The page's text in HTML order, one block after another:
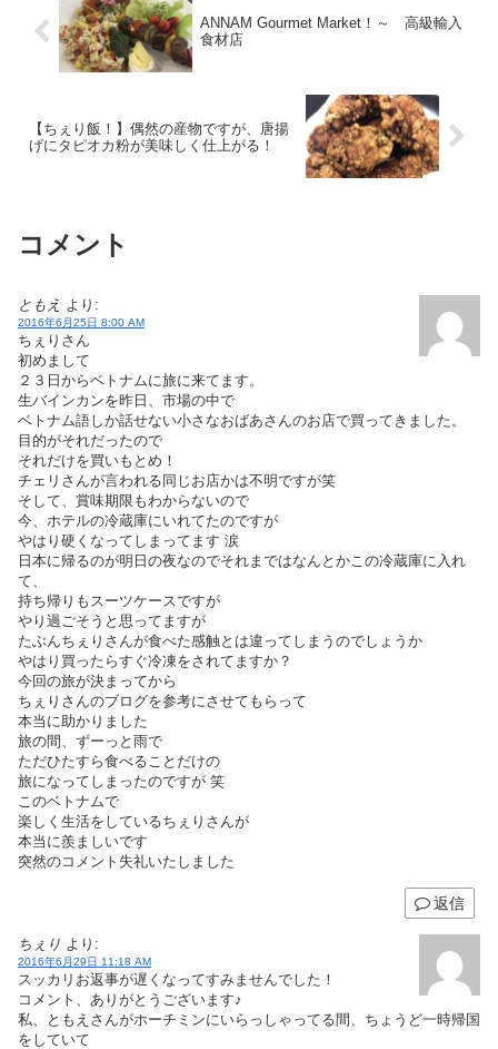
ANNAM Gourmet Market！～ 高級輸入
食材店
【ちぇり飯！】偶然の産物ですが、唐揚
げにタピオカ粉が美味しく仕上がる！
コメント
ともえ より:
2016年6月25日 8:00 AM
ちぇりさん
初めまして
２３日からベトナムに旅に来てます。
生バインカンを昨日、市場の中で
ベトナム語しか話せない小さなおばあさんのお店で買ってきました。
目的がそれだったので
それだけを買いもとめ！
チェリさんが言われる同じお店かは不明ですが笑
そして、賞味期限もわからないので
今、ホテルの冷蔵庫にいれてたのですが
やはり硬くなってしまってます 涙
日本に帰るのが明日の夜なのでそれまではなんとかこの冷蔵庫に入れ
て、
持ち帰りもスーツケースですが
やり過ごそうと思ってますが
たぶんちぇりさんが食べた感触とは違ってしまうのでしょうか
やはり買ったらすぐ冷凍をされてますか？
今回の旅が決まってから
ちぇりさんのブログを参考にさせてもらって
本当に助かりました
旅の間、ずーっと雨で
ただひたすら食べることだけの
旅になってしまったのですが 笑
このベトナムで
楽しく生活をしているちぇりさんが
本当に羨ましいです
突然のコメント失礼いたしました
返信
ちぇり より:
2016年6月29日 11:18 AM
スッカリお返事が遅くなってすみませんでした！
コメント、ありがとうございます♪
私、ともえさんがホーチミンにいらっしゃってる間、ちょうど一時帰国
をしていて